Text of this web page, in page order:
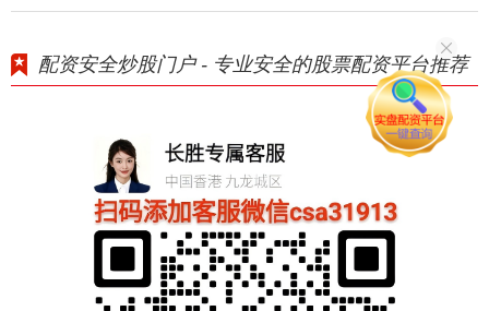
配资安全炒股门户 - 专业安全的股票配资平台推荐